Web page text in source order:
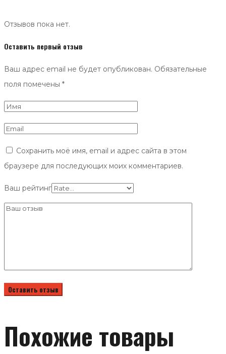
Отзывов пока нет.
Оставить первый отзыв
Ваш адрес email не будет опубликован. Обязательные
поля помечены *
Сохранить моё имя, email и адрес сайта в этом
браузере для последующих моих комментариев.
Ваш рейтинг
Похожие товары